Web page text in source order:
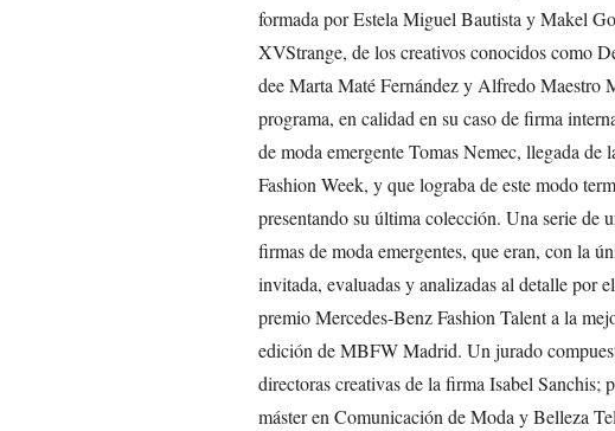
formada por Estela Miguel Bautista y Makel
XVStrange, de los creativos conocidos como
dee Marta Maté Fernández y Alfredo Maestro
programa, en calidad en su caso de firma
de moda emergente Tomas Nemec, llegada de
Fashion Week, y que lograba de este modo
presentando su última colección. Una serie de
firmas de moda emergentes, que eran, con la
invitada, evaluadas y analizadas al detalle por
premio Mercedes-Benz Fashion Talent a la
edición de MBFW Madrid. Un jurado
directoras creativas de la firma Isabel Sanchis;
máster en Comunicación de Moda y Belleza